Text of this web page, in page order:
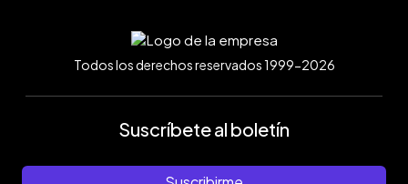
Todos los derechos reservados 1999-2026
Suscríbete al boletín